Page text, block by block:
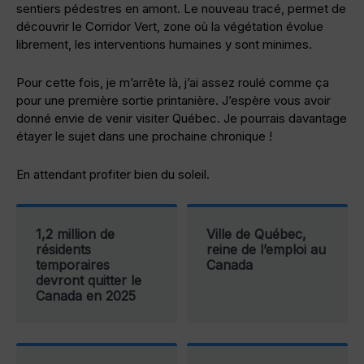
sentiers pédestres en amont. Le nouveau tracé, permet de
découvrir le Corridor Vert, zone où la végétation évolue
librement, les interventions humaines y sont minimes.
Pour cette fois, je m’arrête là, j’ai assez roulé comme ça
pour une première sortie printanière. J’espère vous avoir
donné envie de venir visiter Québec. Je pourrais davantage
étayer le sujet dans une prochaine chronique !
En attendant profiter bien du soleil.
1,2 million de
résidents
temporaires
devront quitter le
Canada en 2025
Ville de Québec,
reine de l’emploi au
Canada